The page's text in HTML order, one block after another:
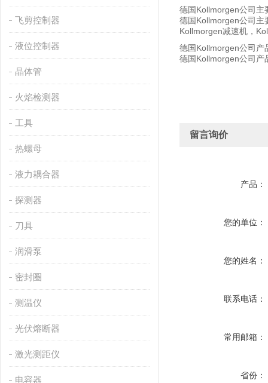
飞剪控制器
液位控制器
晶体管
火焰检测器
工具
热螺母
液力耦合器
探测器
刀具
润滑泵
密封圈
测温仪
光伏熔断器
激光测距仪
电容器
德国Kollmorgen公司主
德国Kollmorgen公司主
Kollmorgen减速机，
德国Kollmorgen公司产
德国Kollmorgen公司产
留言询价
产品：
您的单位：
您的姓名：
联系电话：
常用邮箱：
省份：